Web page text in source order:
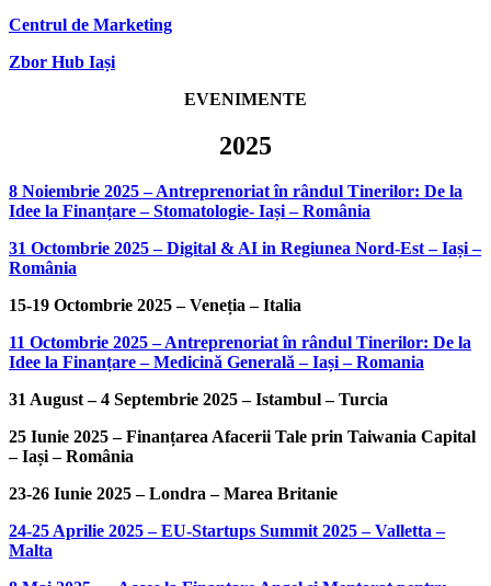
Centrul de Marketing
Zbor Hub Iași
EVENIMENTE
2025
8 Noiembrie 2025 – Antreprenoriat în rândul Tinerilor: De la
Idee la Finanțare – Stomatologie- Iași – România
31 Octombrie 2025 – Digital & AI in Regiunea Nord-Est – Iași –
România
15-19 Octombrie 2025 – Veneția – Italia
11 Octombrie 2025 – Antreprenoriat în rândul Tinerilor: De la
Idee la Finanțare – Medicină Generală – Iași – Romania
31 August – 4 Septembrie 2025 – Istambul – Turcia
25 Iunie 2025 – Finanțarea Afacerii Tale prin Taiwania Capital
– Iași – România
23-26 Iunie 2025 – Londra – Marea Britanie
24-25 Aprilie 2025 – EU-Startups Summit 2025 – Valletta –
Malta